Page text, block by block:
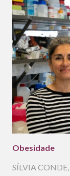
Obesidade
SÍLVIA CONDE,